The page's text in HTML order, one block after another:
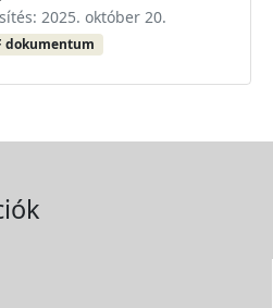
2025. október 20.
dokumentum